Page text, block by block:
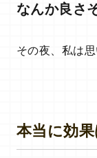
なんか良さ
その夜、私は
本当に効